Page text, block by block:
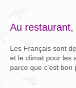
Au
Les Français sont
et le climat pour les
parce que c'est bon